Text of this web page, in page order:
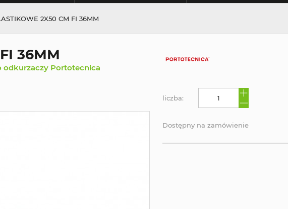
2X50 CM FI 36MM
36MM
odkurzaczy Portotecnica
liczba:
Dostępny na zamówienie